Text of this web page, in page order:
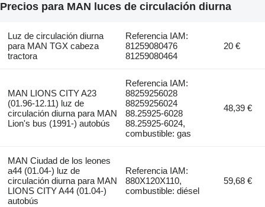
Precios para MAN luces de circulación diurna
Luz de circulación diurna
para MAN TGX cabeza
tractora
Referencia IAM:
81259080476
81259080464
20 €
MAN LIONS CITY A23
(01.96-12.11) luz de
circulación diurna para MAN
Lion's bus (1991-) autobús
Referencia IAM:
88259256028
88259256024
88.25925-6028
88.25925-6024,
combustible: gas
48,39 €
MAN Ciudad de los leones
a44 (01.04-) luz de
circulación diurna para MAN
LIONS CITY A44 (01.04-)
autobús
Referencia IAM:
880X120X110,
combustible: diésel
59,68 €